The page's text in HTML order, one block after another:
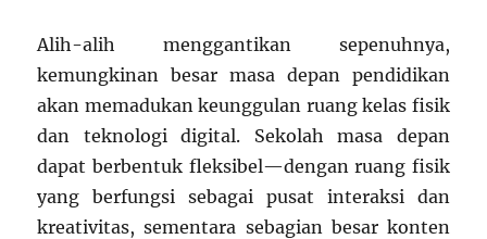
Alih-alih menggantikan sepenuhnya,
kemungkinan besar masa depan pendidikan
akan memadukan keunggulan ruang kelas fisik
dan teknologi digital. Sekolah masa depan
dapat berbentuk fleksibel—dengan ruang fisik
yang berfungsi sebagai pusat interaksi dan
kreativitas, sementara sebagian besar konten